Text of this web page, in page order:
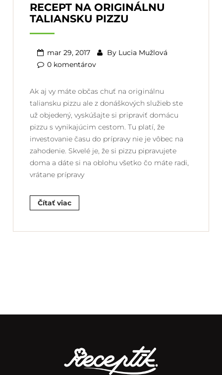
RECEPT NA ORIGINÁLNU
TALIANSKU PIZZU
mar 29, 2017 By Lucia Mužlová
0 komentárov
Ak aj vy máte občas chuť na originálnu
taliansku pizzu ale z donáškových služieb ste
už objedený, vyskúšajte si pripraviť domácu
pizzu s vynikajúcim cestom. Tu platí, že
investovanie času do prípravy nie je vôbec na
zahodenie. Skvelé je, že si pizzu pipravujete
doma a dáte si na oblohu všetko čo máte radi,
vrátane prípravy
Čítať viac